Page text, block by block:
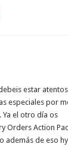
estar
especiales por
el otro día os
Orders Action
además de eso